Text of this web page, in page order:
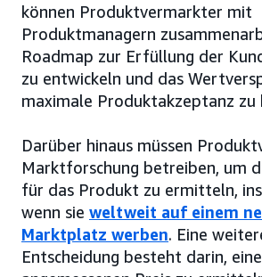
können Produktvermarkter mit
Produktmanagern
Roadmap zur Erfüllung der
zu entwickeln und das
maximale Produktakzeptanz zu
Darüber hinaus müssen
Marktforschung betreiben, um
für das Produkt zu ermitteln,
wenn sie weltweit auf einem
Marktplatz werben. Eine
Entscheidung besteht darin,